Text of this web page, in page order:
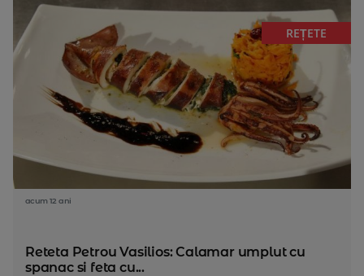
REȚETE
acum 12 ani
Reteta Petrou Vasilios: Calamar umplut cu
spanac si feta cu...